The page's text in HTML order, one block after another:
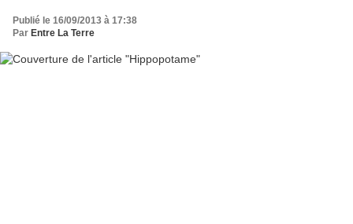
Publié le 16/09/2013 à 17:38
Par Entre La Terre